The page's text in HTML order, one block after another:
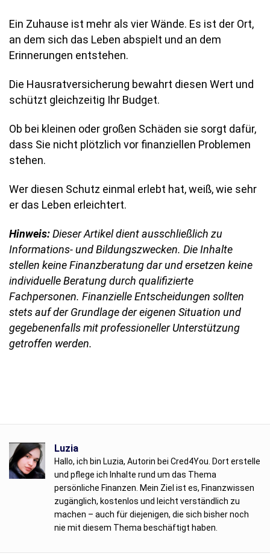
Ein Zuhause ist mehr als vier Wände. Es ist der Ort,
an dem sich das Leben abspielt und an dem
Erinnerungen entstehen.
Die Hausratversicherung bewahrt diesen Wert und
schützt gleichzeitig Ihr Budget.
Ob bei kleinen oder großen Schäden sie sorgt dafür,
dass Sie nicht plötzlich vor finanziellen Problemen
stehen.
Wer diesen Schutz einmal erlebt hat, weiß, wie sehr
er das Leben erleichtert.
Hinweis:Dieser Artikel dient ausschließlich zu
Informations- und Bildungszwecken. Die Inhalte
stellen keine Finanzberatung dar und ersetzen keine
individuelle Beratung durch qualifizierte
Fachpersonen. Finanzielle Entscheidungen sollten
stets auf der Grundlage der eigenen Situation und
gegebenenfalls mit professioneller Unterstützung
getroffen werden.
Luzia
Hallo, ich bin Luzia, Autorin bei Cred4You. Dort erstelle
und pflege ich Inhalte rund um das Thema
persönliche Finanzen. Mein Ziel ist es, Finanzwissen
zugänglich, kostenlos und leicht verständlich zu
machen – auch für diejenigen, die sich bisher noch
nie mit diesem Thema beschäftigt haben.